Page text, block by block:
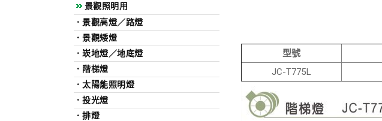
景觀照明用
．景觀高燈／路燈
．景觀矮燈
．崁地燈／地底燈
． 階梯燈
．太陽能照明燈
．投光燈
．排燈
型號
JC-T775L